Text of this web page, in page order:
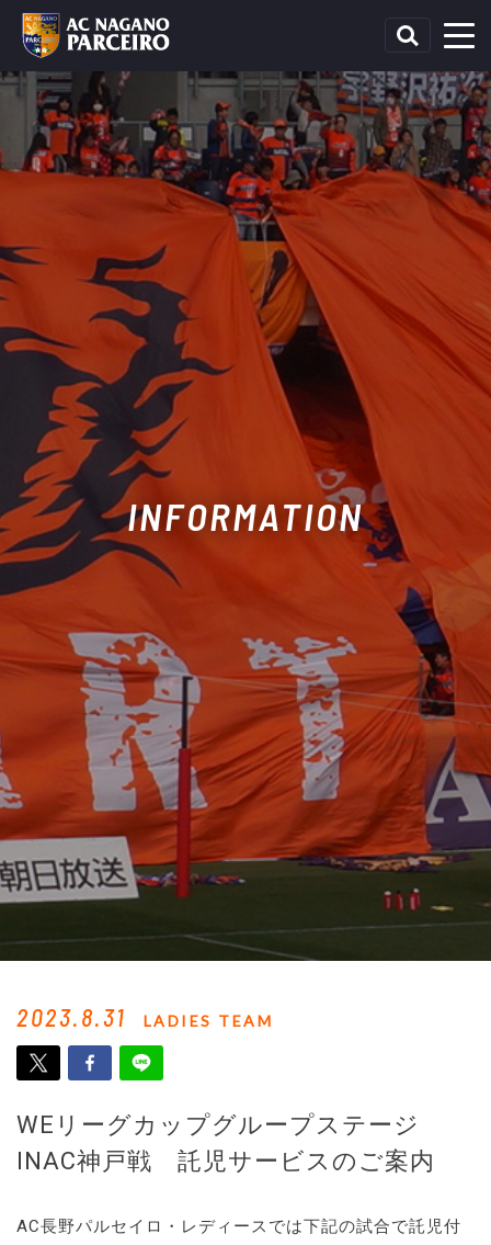
INFORMATION
2023.8.31 LADIES TEAM
WEリーグカップグループステージ
INAC神戸戦 託児サービスのご案内
AC長野パルセイロ・レディースでは下記の試合で託児付